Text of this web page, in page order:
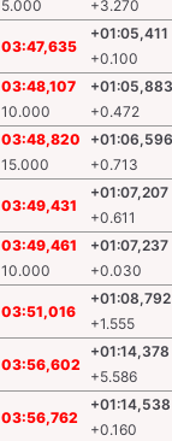
5.000
+3.270
03:47,635
+01:05,411
+0.100
03:48,107
10.000
+01:05,883
+0.472
03:48,820
15.000
+01:06,596
+0.713
03:49,431
+01:07,207
+0.611
03:49,461
10.000
+01:07,237
+0.030
03:51,016
+01:08,792
+1.555
03:56,602
+01:14,378
+5.586
03:56,762
+01:14,538
+0.160